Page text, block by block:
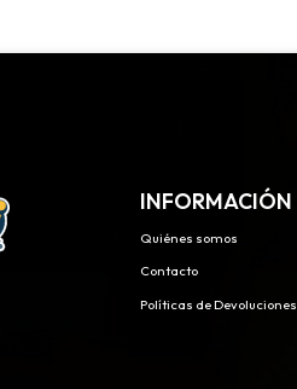
INFORMACIÓN
Quiénes somos
Contacto
Políticas de Devoluciones